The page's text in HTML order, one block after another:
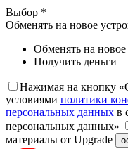
Выбор *
Обменять на новое
Обменять на новое
Получить деньги
Нажимая на кнопку
условиями политики
персональных данных в
персональных данных»
материалы от Upgrade